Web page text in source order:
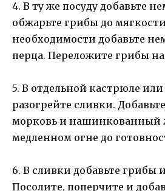
4. В ту же посуду добавьте
обжарьте грибы до
необходимости добавьте
перца. Переложите грибы на
5. В отдельной кастрюле или
разогрейте сливки.
морковь и нашинкованный
медленном огне до
6. В сливки добавьте грибы
Посолите, поперчите и